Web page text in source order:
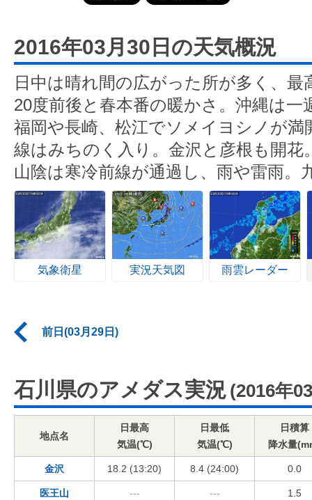
2016年03月30日の天気概況
日中は晴れ間の広がった所が多く、
20度前後と春本番の暖かさ。沖縄は一
福岡や長崎、松江でソメイヨシノが満
線はみちのく入り。金沢と彦根も開花
山陰は寒冷前線が通過し、雨や雷雨。
気象衛星 実況天気図 雨雲レーダー
前日(03月29日)
石川県のアメダス実況 (2016年
地点名
日最高
気温(℃)
日最低
気温(℃)
日積算
降水量
金沢 18.2 (13:20) 8.4 (24:00) 0.0
医王山 --- --- 1.5